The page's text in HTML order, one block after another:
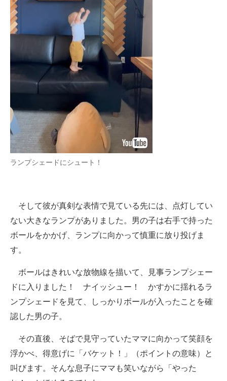
ランプシェードにシュート！
そして彼が真剣な表情で見ている先には、点灯してい
ない大きなランプがありました。男の子は右手で持った
ボールをかかげ、ランプに向かって慎重に放り投げま
す。
ボールはきれいな放物線を描いて、見事ランプシェー
ドに入りました！ ナイッシュー！ かすかに揺れるラ
ンプシェードを見て、しっかりボールが入ったことを確
認した男の子。
その直後、そばで見守っていたママに向かって笑顔を
浮かべ、得意げに「バケット！」（ポイントの意味）と
叫びます。そんな息子にママも笑いながら「やった